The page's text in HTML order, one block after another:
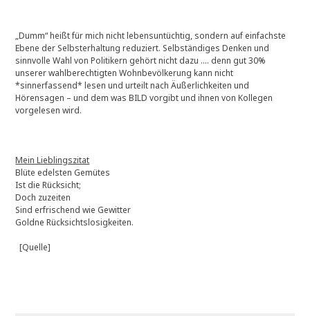
„Dumm“ heißt für mich nicht lebensuntüchtig, sondern auf einfachste
Ebene der Selbsterhaltung reduziert. Selbständiges Denken und
sinnvolle Wahl von Politikern gehört nicht dazu …. denn gut 30%
unserer wahlberechtigten Wohnbevölkerung kann nicht
*sinnerfassend* lesen und urteilt nach Äußerlichkeiten und
Hörensagen – und dem was BILD vorgibt und ihnen von Kollegen
vorgelesen wird.
Mein Lieblingszitat
Blüte edelsten Gemütes
Ist die Rücksicht;
Doch zuzeiten
Sind erfrischend wie Gewitter
Goldne Rücksichtslosigkeiten.
[Quelle]